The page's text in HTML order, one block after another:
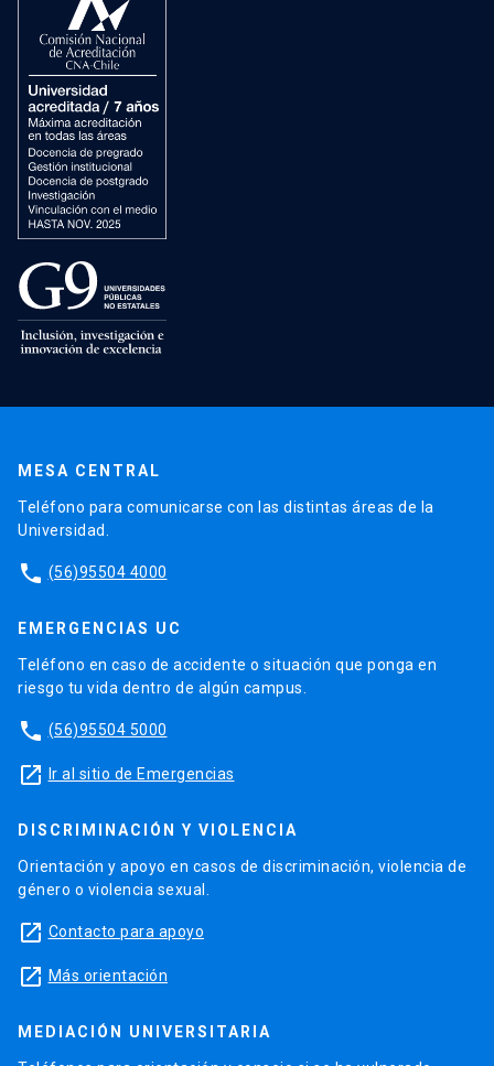
MESA CENTRAL
Teléfono para comunicarse con las distintas áreas de la
Universidad.
phone (56)95504 4000
EMERGENCIAS UC
Teléfono en caso de accidente o situación que ponga en
riesgo tu vida dentro de algún campus.
phone (56)95504 5000
launch Ir al sitio de Emergencias
DISCRIMINACIÓN Y VIOLENCIA
Orientación y apoyo en casos de discriminación, violencia de
género o violencia sexual.
launch Contacto para apoyo
launch Más orientación
MEDIACIÓN UNIVERSITARIA